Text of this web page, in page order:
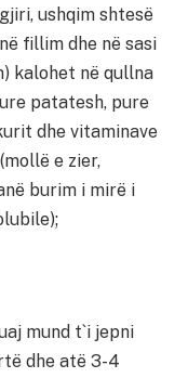
ushqim shtesë
fillim dhe në sasi
kalohet në qullna
patatesh, pure
dhe vitaminave
e zier,
burim i mirë i
mund t`i jepni
dhe atë 3-4